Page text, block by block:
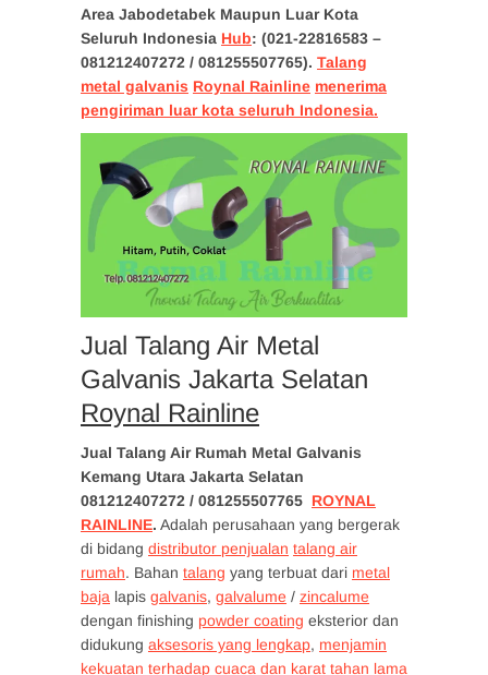
Area Jabodetabek Maupun Luar Kota
Seluruh Indonesia Hub: (021-22816583 –
081212407272 / 081255507765). Talang
metal galvanis Roynal Rainline menerima
pengiriman luar kota seluruh Indonesia.
Jual Talang Air Metal
Galvanis Jakarta Selatan
Roynal Rainline
Jual Talang Air Rumah Metal Galvanis
Kemang Utara Jakarta Selatan
081212407272 / 081255507765 ROYNAL
RAINLINE. Adalah perusahaan yang bergerak
di bidang distributor penjualan talang air
rumah. Bahan talang yang terbuat dari metal
baja lapis galvanis, galvalume / zincalume
dengan finishing powder coating eksterior dan
didukung aksesoris yang lengkap, menjamin
kekuatan terhadap cuaca dan karat tahan lama